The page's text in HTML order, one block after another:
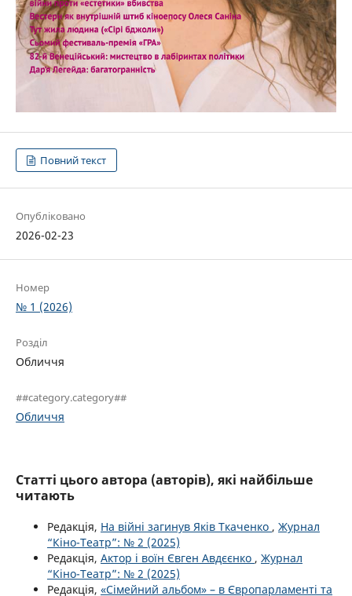
Повний текст
Опубліковано
2026-02-23
Номер
№ 1 (2026)
Розділ
Обличчя
##category.category##
Обличчя
Статті цього автора (авторів), які найбільше
читають
Редакція, На війні загинув Яків Ткаченко , Журнал
“Кіно-Театр”: № 2 (2025)
Редакція, Актор і воїн Євген Авдєєнко , Журнал
“Кіно-Театр”: № 2 (2025)
Редакція, «Сімейний альбом» – в Європарламенті та